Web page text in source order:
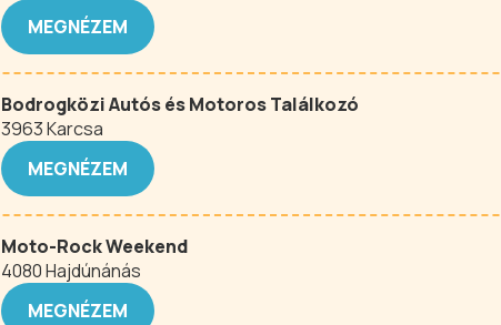
MEGNÉZEM
Bodrogközi Autós és Motoros Találkozó
3963 Karcsa
MEGNÉZEM
Moto-Rock Weekend
4080 Hajdúnánás
MEGNÉZEM